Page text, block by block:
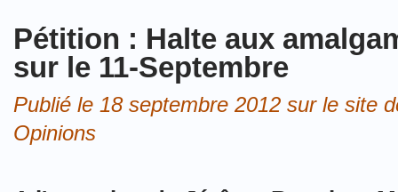
Pétition : Halte aux
sur le 11-Septembre
Publié le 18 septembre 2012 sur le site
Opinions